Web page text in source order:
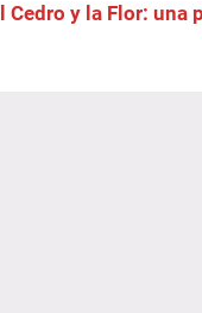
Cedro y la Flor: una